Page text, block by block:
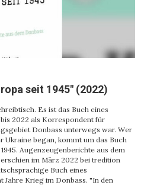
seit 1945" (2022)
Es ist das Buch eines
2022 als Korrespondent für
Donbass unterwegs war. Wer
Ukraine began, kommt um das Buch
Augenzeugenberichte aus dem
im März 2022 bei tredition
Buch eines
Jahre Krieg im Donbass. "In den